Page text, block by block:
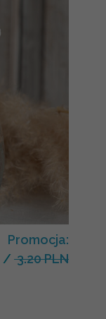
Promocja:
/ 3.20 PLN